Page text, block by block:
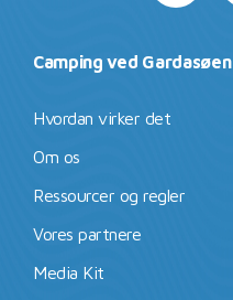
Camping ved Gardasøen
Hvordan virker det
Om os
Ressourcer og regler
Vores partnere
Media Kit